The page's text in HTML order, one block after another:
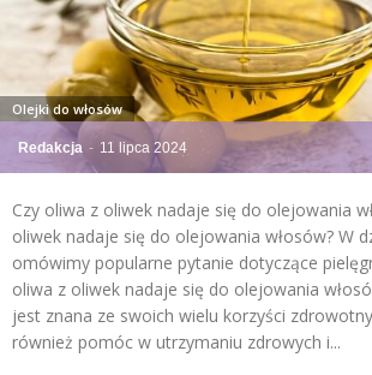
Redakcja - 11 lipca 2024
Olejki do włosów
Czy oliwa z oliwek nadaje się do olejowania
oliwek nadaje się do olejowania włosów? W
omówimy popularne pytanie dotyczące
oliwa z oliwek nadaje się do olejowania
jest znana ze swoich wielu korzyści
również pomóc w utrzymaniu zdrowych i...